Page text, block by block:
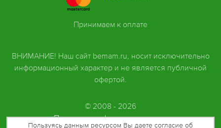
ВНИМАНИЕ! Наш сайт bemam.ru, носит исключительно
информационный характер и не является публичной
офертой.
© 2008 - 2026
Политика конфиденциальности
Принимаем к оплате
Пользуясь данным ресурсом Вы даете согласие об